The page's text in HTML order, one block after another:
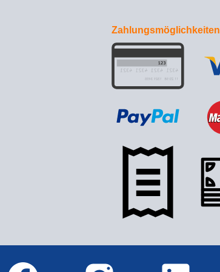
Zahlungsmöglichkeiten